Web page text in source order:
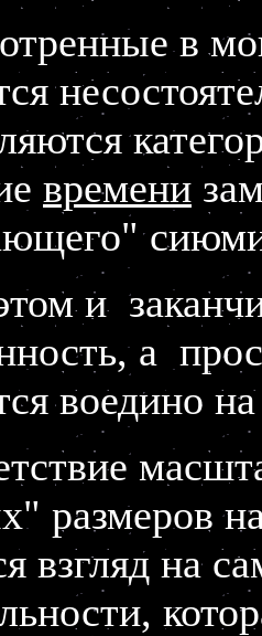
в
времени
и
а
воедино
размеров
взгляд на